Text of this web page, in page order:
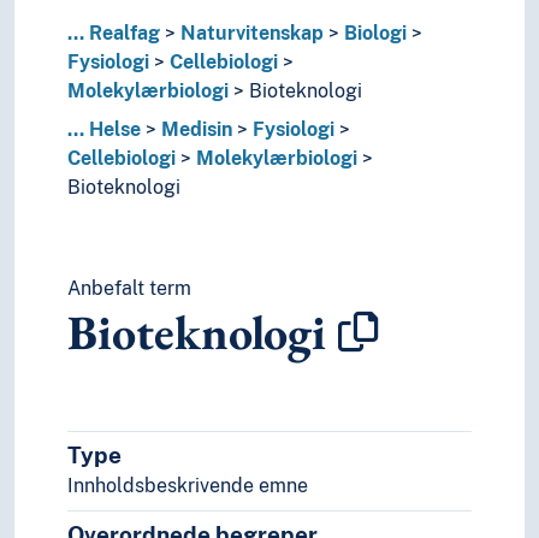
Fordøyelsessystemet
Fysiologiske effekter
Gerontologi
Idrettsfysiologi
Inkontinens
Klinisk fysiologi
Menneskets fysiologi
Nervesystemet
Reguleringsmekanismer
Sirkulasjonssystemet
Spenst
Vekst
... Realfag Naturvitenskap
Biologi
Fysiologi
Cellebiologi
Molekylærbiologi
Bioteknologi
... Helse Medisin
Fysiologi
Cellebiologi
Molekylærbiologi
Bioteknologi
Anbefalt term
Bioteknologi
Type
Innholdsbeskrivende emne